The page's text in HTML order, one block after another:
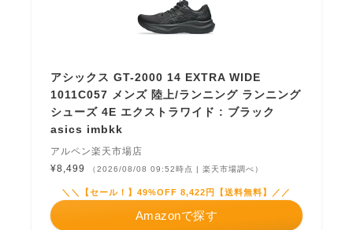
アシックス GT-2000 14 EXTRA WIDE
1011C057 メンズ 陸上/ランニング ランニング
シューズ 4E エクストラワイド : ブラック
asics imbkk
アルペン楽天市場店
¥8,499
（2026/08/08 09:52時点 | 楽天市場調べ）
＼＼【セール！】49%OFF 8,422円【送料無料】／／
Amazonで探す